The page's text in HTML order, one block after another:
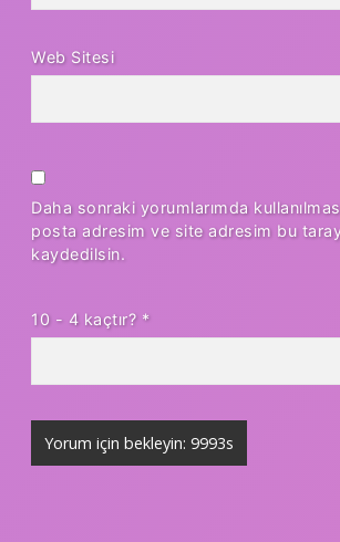
Web Sitesi
Daha sonraki yorumlarımda
posta adresim ve site adresim bu
kaydedilsin.
10 - 4 kaçtır? *